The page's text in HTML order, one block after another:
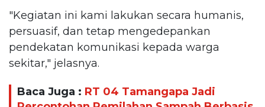
"Kegiatan ini kami lakukan secara humanis,
persuasif, dan tetap mengedepankan
pendekatan komunikasi kepada warga
sekitar," jelasnya.
Baca Juga : RT 04 Tamangapa Jadi